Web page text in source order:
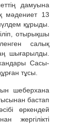
дамуына
мәдениет 13
құрыды.
отырықшы
салық
шығарылды.
Сасы-
тұсы.
шеберхана
бастап
өркендей
жергілікті